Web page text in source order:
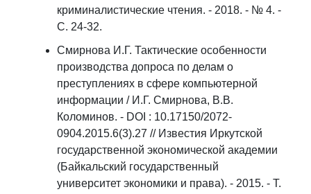
криминалистические чтения. - 2018. - № 4. -
С. 24-32.
Смирнова И.Г. Тактические особенности
производства допроса по делам о
преступлениях в сфере компьютерной
информации / И.Г. Смирнова, В.В.
Коломинов. - DOI : 10.17150/2072-
0904.2015.6(3).27 // Известия Иркутской
государственной экономической академии
(Байкальский государственный
университет экономики и права). - 2015. - Т.